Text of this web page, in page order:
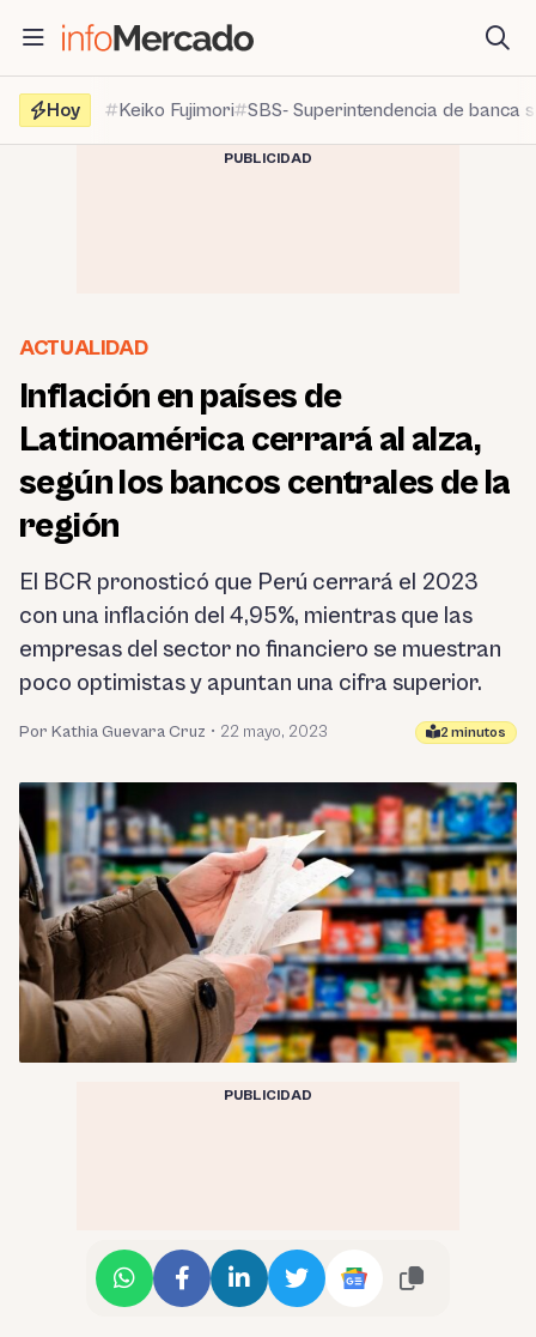
contenido
Hoy
Keiko Fujimori SBS- Superintendencia de banca
PUBLICIDAD
ACTUALIDAD
Inflación en países de
Latinoamérica cerrará al alza,
según los bancos centrales de la
región
El BCR pronosticó que Perú cerrará el 2023
con una inflación del 4,95%, mientras que las
empresas del sector no financiero se muestran
poco optimistas y apuntan una cifra superior.
Por Kathia Guevara Cruz • 22 mayo, 2023 2 minutos
PUBLICIDAD